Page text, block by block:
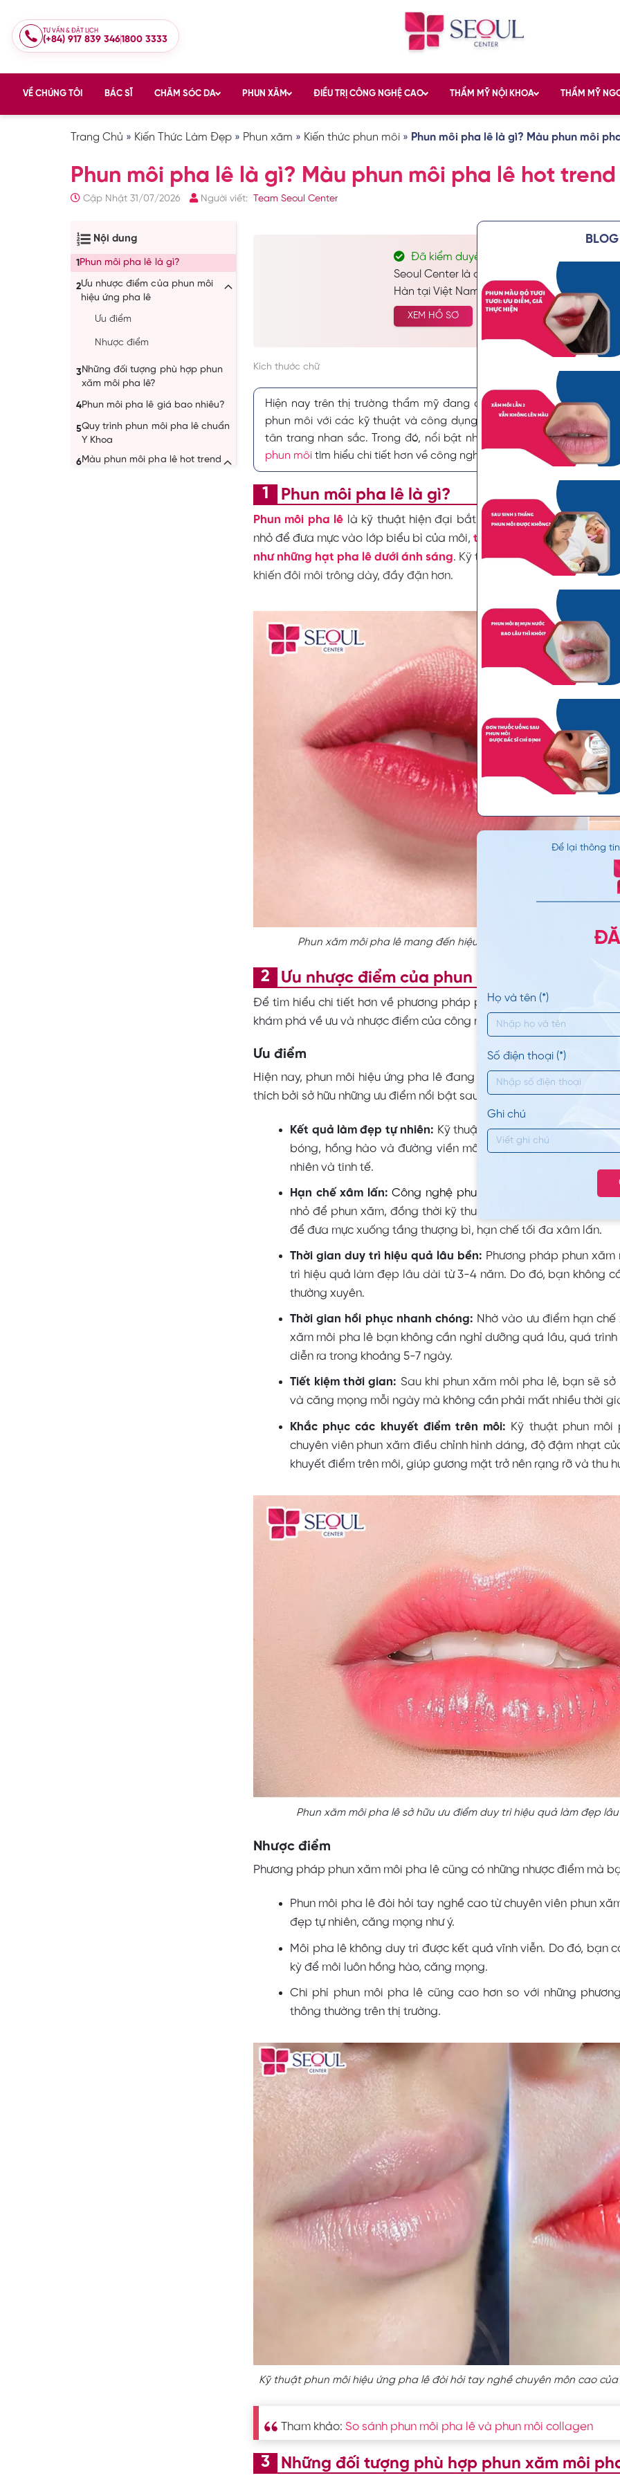
TƯ VẤN & ĐẶT LỊCH
(+84) 917 839 3461800 3333
VỀ CHÚNG TÔI BÁC SĨ CHĂM SÓC DA PHUN XĂM ĐIỀU TRỊ CÔNG NGHỆ CAO THẨM MỸ NỘI KHOA THẨM MỸ
Trang Chủ » Kiến Thức Làm Đẹp » Phun xăm » Kiến thức phun môi » Phun môi pha lê là gì? Màu phun môi
Phun môi pha lê là gì? Màu phun môi pha lê hot trend
Cập Nhật 31/07/2026 Người viết: Team Seoul Center
Nội dung
1 Phun môi pha lê là gì?
2Ưu nhược điểm của phun môi
hiệu ứng pha lê
Ưu điểm
Nhược điểm
3Những đối tượng phù hợp phun
xăm môi pha lê?
4Phun môi pha lê giá bao nhiêu?
5Quy trình phun môi pha lê chuẩn
Y Khoa
6Màu phun môi pha lê hot trend
Đã kiểm duyệt nội dung
Seoul Center là địa chỉ thẩm mỹ và chăm
Hàn tại Việt Nam. Chuyên thực hiện các
chăm sóc da công nghệ cao… Được nhiều
tưởng và lựa chọn cải thiện vẻ đẹp tự nhiên.
XEM HỒ SƠ
Kích thước chữ
Hiện nay trên thị trường thẩm mỹ đang cung cấp đến khách hàng
phun môi với các kỹ thuật và công dụng làm đẹp khác nhau, đáp
tân trang nhan sắc. Trong đó, nổi bật nhất là phương phápphun
phun môi tìm hiểu chi tiết hơn về công nghệ phun môi tân tiến này
Phun môi pha lê là gì?
Phun môi pha lê là kỹ thuật hiện đại bắt nguồn từ Hàn Quốc, sử
nhỏ để đưa mực vào lớp biểu bì của môi, tạo ra hiệu ứng căng
như những hạt pha lê dưới ánh sáng. Kỹ thuật này giúp khắc phục
khiến đôi môi trông dày, đầy đặn hơn.
Phun xăm môi pha lê mang đến hiệu ứng đôi môi hồng hào,
Ưu nhược điểm của phun môi hiệu ứng pha lê
Để tìm hiểu chi tiết hơn về phương pháp phun môi hiệu ứng pha lê,
khám phá về ưu và nhược điểm của công nghệ phun xăm tân tiến này:
Ưu điểm
Hiện nay, phun môi hiệu ứng pha lê đang là phương pháp làm đẹp
thích bởi sở hữu những ưu điểm nổi bật sau đây:
Kết quả làm đẹp tự nhiên: Kỹ thuật phun môi pha lê tạo
bóng, hồng hào và đường viền môi không quá sắc nét giúp
nhiên và tinh tế.
Hạn chế xâm lấn: Công nghệ phun môi
tạo hiệu ứng pha lê
nhỏ để phun xăm, đồng thời kỹ thuật thực hiện chỉ lướt nhẹ
để đưa mực xuống tầng thượng bì, hạn chế tối đa xâm lấn.
Thời gian duy trì hiệu quả lâu bền: Phương pháp phun
trì hiệu quả làm đẹp lâu dài từ 3-4 năm. Do đó, bạn không
thường xuyên.
Thời gian hồi phục nhanh chóng: Nhờ vào ưu điểm hạn
xăm môi pha lê bạn không cần nghỉ dưỡng quá lâu, quá trình
diễn ra trong khoảng 5-7 ngày.
Tiết kiệm thời gian: Sau khi phun xăm môi pha lê, bạn sẽ
và căng mọng mỗi ngày mà không cần phải mất nhiều thời
Khắc phục các khuyết điểm trên môi: Kỹ thuật phun
chuyên viên phun xăm điều chỉnh hình dáng, độ đậm nhạt
khuyết điểm trên môi, giúp gương mặt trở nên rạng rỡ và thu
Phun xăm môi pha lê sở hữu ưu điểm duy trì hiệu quả làm đẹp
Nhược điểm
Phương pháp phun xăm môi pha lê cũng có những nhược điểm mà
Phun môi pha lê đòi hỏi tay nghề cao từ chuyên viên phun
đẹp tự nhiên, căng mọng như ý.
Môi pha lê không duy trì được kết quả vĩnh viễn. Do đó, bạn
kỳ để môi luôn hồng hào, căng mọng.
Chi phí phun môi pha lê cũng cao hơn so với những
thông thường trên thị trường.
Kỹ thuật phun môi hiệu ứng pha lê đòi hỏi tay nghề chuyên môn cao
Tham khảo: So sánh phun môi pha lê và phun môi collagen
Những đối tượng phù hợp phun xăm môi
Để lại thông
Họ và tên (*)
Số điện thoại (*)
Ghi chú